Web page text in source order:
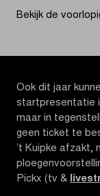
Bekijk de
Ook dit jaar
startpresentatie
maar in
geen ticket te
’t Kuipke afzakt,
Pickx (tv &